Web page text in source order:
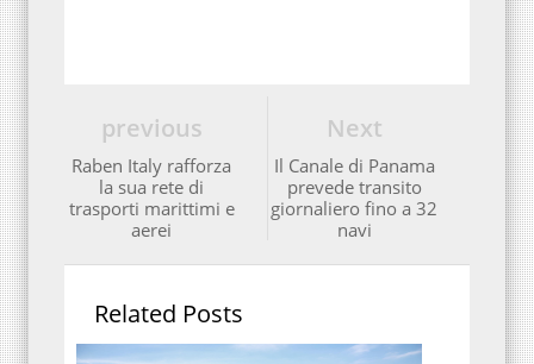
Next
Il Canale di Panama
prevede transito
giornaliero fino a 32
navi
previous
Raben Italy rafforza
la sua rete di
trasporti marittimi e
aerei
Related Posts